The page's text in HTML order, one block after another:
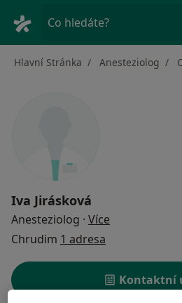
Co hledáte?
Hlavní Stránka Anesteziolog
Iva Jirásková
Anesteziolog · Více
Chrudim 1 adresa
Kontaktní